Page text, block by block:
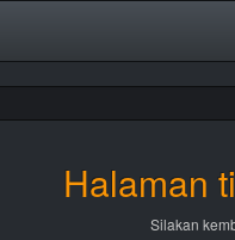
Halaman
Silakan